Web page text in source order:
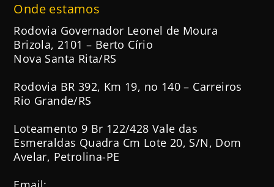
Onde estamos
Rodovia Governador Leonel de Moura
Brizola, 2101 – Berto Círio
Nova Santa Rita/RS
Rodovia BR 392, Km 19, no 140 – Carreiros
Rio Grande/RS
Loteamento 9 Br 122/428 Vale das
Esmeraldas Quadra Cm Lote 20, S/N, Dom
Avelar, Petrolina-PE